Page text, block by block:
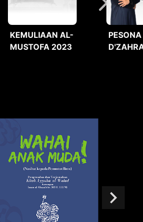
KEMULIAAN AL-
MUSTOFA 2023
PESONA